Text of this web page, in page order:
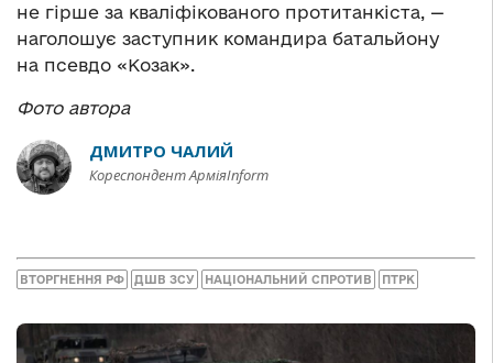
не гірше за кваліфікованого протитанкіста, —
наголошує заступник командира батальйону
на псевдо «Козак».
Фото автора
ДМИТРО ЧАЛИЙ
Кореспондент АрміяInform
ВТОРГНЕННЯ РФ ДШВ ЗСУ НАЦІОНАЛЬНИЙ СПРОТИВ ПТРК